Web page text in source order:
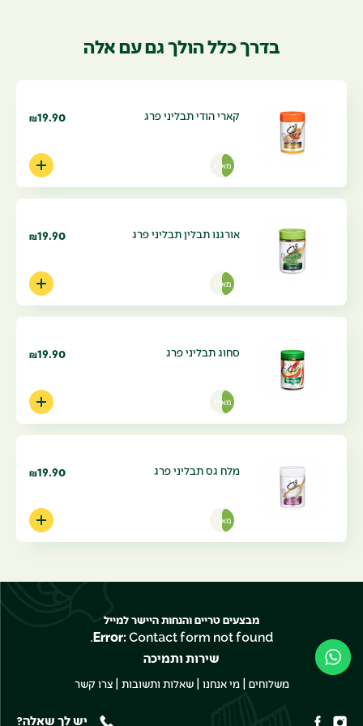
בדרך כלל הולך גם עם אלה
קארי הודי תבליני פרג ₪19.90
מארז
אורגנו תבלין תבליני פרג ₪19.90
מארז
סחוג תבליני פרג ₪19.90
מארז
מלח גס תבליני פרג ₪19.90
מארז
מבצעים טריים והנחות היישר למייל
Error:Contact form not found.
שירות ותמיכה
משלוחים |מי אנחנו |שאלות ותשובות |צרו קשר
יש לך שאלה?